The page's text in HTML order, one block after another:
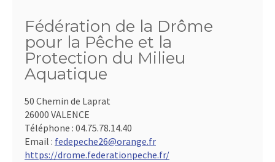
Fédération de la Drôme
pour la Pêche et la
Protection du Milieu
Aquatique
50 Chemin de Laprat
26000 VALENCE
Téléphone : 04.75.78.14.40
Email : fedepeche26@orange.fr
https://drome.federationpeche.fr/